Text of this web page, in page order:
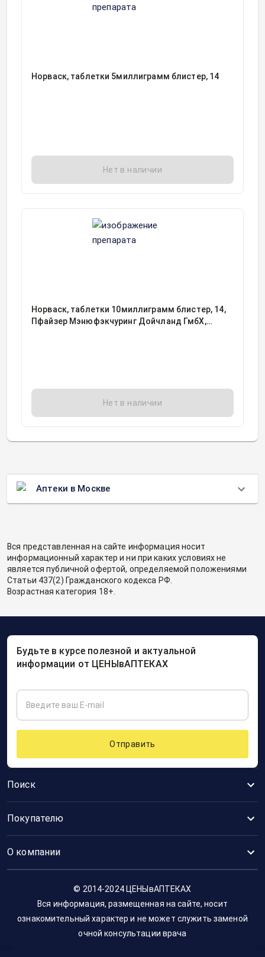
Норваск, таблетки 5миллиграмм блистер, 14
Нет в наличии
Норваск, таблетки 10миллиграмм блистер, 14,
Пфайзер Мэнюфэкчуринг Дойчланд ГмбХ,
Нет в наличии
Аптеки в Москве
Вся представленная на сайте информация носит
информационный характер и ни при каких условиях не
является публичной офертой, определяемой положениями
Статьи 437(2) Гражданского кодекса РФ.
Возрастная категория 18+.
Поиск
Покупателю
О компании
Будьте в курсе полезной и актуальной
информации от ЦЕНЫвАПТЕКАХ
Отправить
© 2014-2024 ЦЕНЫвАПТЕКАХ
Вся информация, размещенная на сайте, носит
ознакомительный характер и не может служить заменой
очной консультации врача